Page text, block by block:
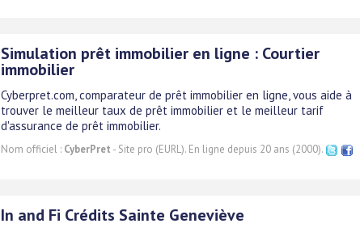
Simulation prêt immobilier en ligne : Courtier
immobilier
Cyberpret.com, comparateur de prêt immobilier en ligne, vous aide à
trouver le meilleur taux de prêt immobilier et le meilleur tarif
d'assurance de prêt immobilier.
Nom officiel : CyberPret - Site pro (EURL). En ligne depuis 20 ans (2000).
In and Fi Crédits Sainte Geneviève